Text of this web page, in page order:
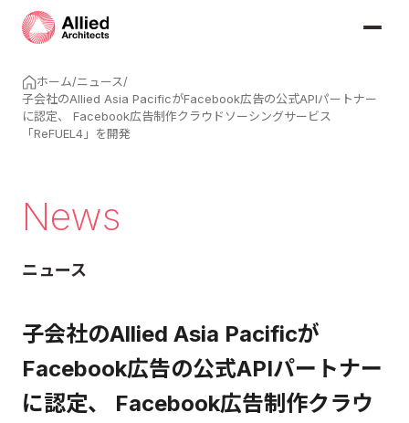
ホーム/ニュース/
子会社のAllied Asia PacificがFacebook広告の公式APIパートナー
に認定、 Facebook広告制作クラウドソーシングサービス
「ReFUEL4」を開発
News
ニュース
子会社のAllied Asia Pacificが
Facebook広告の公式APIパートナー
に認定、 Facebook広告制作クラウ